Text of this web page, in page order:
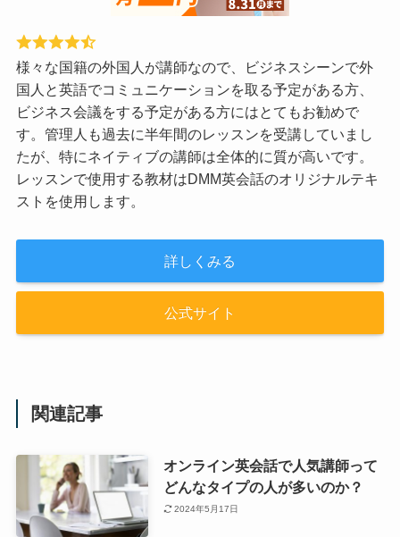
様々な国籍の外国人が講師なので、ビジネスシーンで外
国人と英語でコミュニケーションを取る予定がある方、
ビジネス会議をする予定がある方にはとてもお勧めで
す。管理人も過去に半年間のレッスンを受講していまし
たが、特にネイティブの講師は全体的に質が高いです。
レッスンで使用する教材はDMM英会話のオリジナルテキ
ストを使用します。
詳しくみる
公式サイト
関連記事
オンライン英会話で人気講師って
どんなタイプの人が多いのか？
2024年5月17日